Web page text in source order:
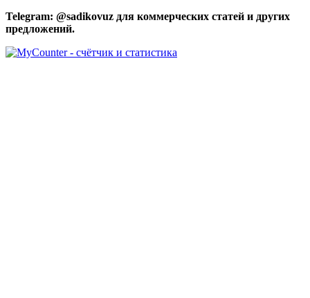
Telegram: @sadikovuz для коммерческих статей и других
предложений.